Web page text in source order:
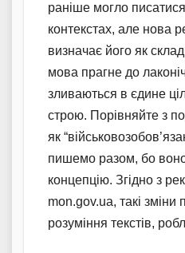
раніше могло
контекстах, але нова
визначає його як
мова прагне до
зливаються в єдине
строю. Порівняйте з
як
пишемо разом, бо
концепцію. Згідно з
mon.gov.ua, такі зміни
розуміння текстів,